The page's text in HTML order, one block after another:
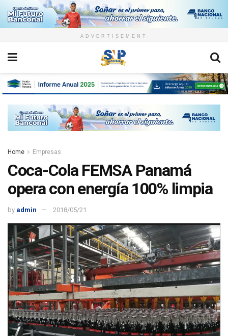
ADVERTISEMENT
Home Empresas
Coca-Cola FEMSA Panamá
opera con energía 100% limpia
by admin 2018/05/21